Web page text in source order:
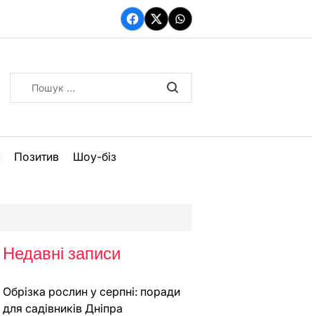
Facebook
TwitterWhatsApp
Позитив Шоу-біз
Недавні записи
Обрізка рослин у серпні: поради
для садівників Дніпра